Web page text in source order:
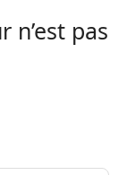
n’est pas